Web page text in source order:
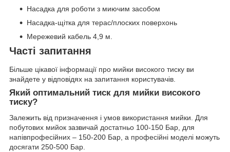
Насадка для роботи з миючим засобом
Насадка-щітка для терас/плоских поверхонь
Мережевий кабель 4,9 м.
Часті запитання
Більше цікавої інформації про мийки високого тиску ви
знайдете у відповідях на запитання користувачів.
Який оптимальний тиск для мийки високого
тиску?
Залежить від призначення і умов використання мийки. Для
побутових мийок зазвичай достатньо 100-150 Бар, для
напівпрофесійних – 150-200 Бар, а професійні моделі можуть
досягати 250-500 Бар.